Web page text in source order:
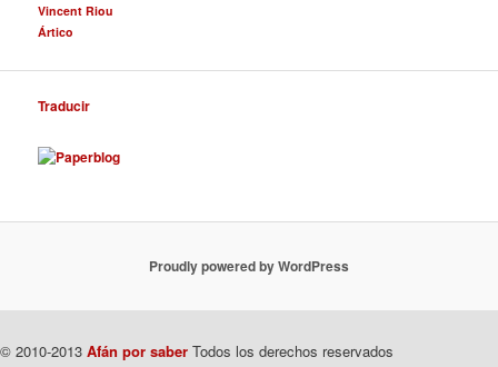
Vincent Riou
Ártico
Traducir
Proudly powered by WordPress
© 2010-2013 Afán por saber Todos los derechos reservados